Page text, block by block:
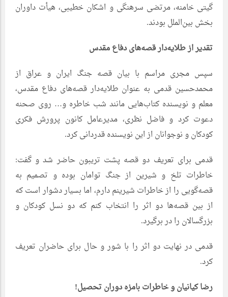
گیتی خامنه، مرتضی سرهنگی و اشکان خطیبی، هیأت داوران
بخش بین‌الملل بودند.
تقدیر از طلایه‌دار قصه‌های دفاع مقدس
سپس مجری مراسم با بیان قصه جنگ ایران و عراق از
محمدحسین قدمی به عنوان طلایه‌دار قصه‌های دفاع مقدس،
معلم و نویسنده کتاب‌هایی مانند شب خاطره و… روی صحنه
دعوت کرد و فاضل نظری، مدیرعامل کانون پرورش فکری
کودکان و نوجوانان از این نویسنده قدردانی کرد.
قدمی برای تعریف دو قصه پشت تریبون حاضر شد و گفت:
خاطرات تلخ و شیرین از جنگ توامان بوده و تصمیم به
قصه‌گویی را از خاطرات شیرینم دارم، اما بسیار دشوار است که
از بین قصه‌ها دو اثر را انتخاب کنم که دو نسل کودکان و
بزرگسالان را در برگیرد.
قدمی در نهایت دو اثر را با شور و حال برای حاضران تعریف
کرد.
رضا کیانیان و خاطرات بامزه دوران تحصیل!